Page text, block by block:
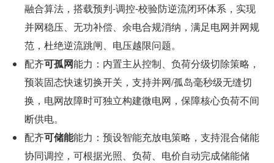
融合算法，搭载预判-调控-校验防逆流闭环体系，实现
并网稳压、无功补偿、余电合规消纳，满足电网并网规
范，杜绝逆流跳闸、电压越限问题。
配齐可孤网能力：内置主从控制、负荷分级切除策略，
预装固态快速切换开关，支持并网/孤岛毫秒级无缝切
换，电网故障时可独立构建微电网，保障核心负荷不间
断供电。
配齐可储能能力：预设智能充放电策略，支持混合储能
协同调控，可根据光照、负荷、电价自动完成储能储